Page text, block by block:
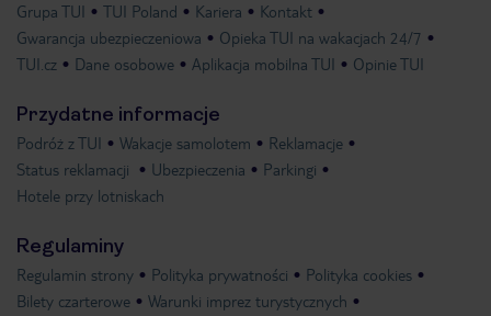
Grupa TUI TUI Poland Kariera
Kontakt
Gwarancja ubezpieczeniowa
Opieka TUI na wakacjach 24/7
TUI.cz
Dane osobowe Aplikacja mobilna TUI Opinie TUI
Przydatne informacje
Podróż z TUI Wakacje samolotem
Reklamacje
Status reklamacji
Ubezpieczenia
Parkingi
Hotele przy lotniskach
Regulaminy
Regulamin strony Polityka prywatności
Polityka cookies
Bilety czarterowe
Warunki imprez turystycznych